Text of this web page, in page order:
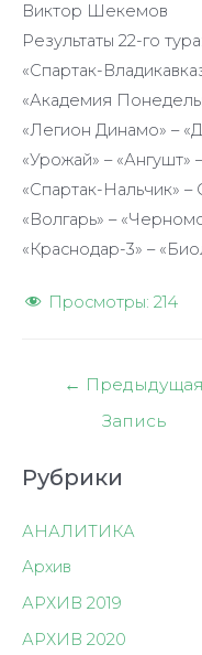
Виктор Шекемов
Результаты 22-го тура:
«Спартак-
«Академия
«Легион Динамо» –
«Урожай» – «Ангушт»
«Спартак-Нальчик» –
«Волгарь» –
«Краснодар-3» –
Просмотры: 214
Навигация
← Предыдущая
Запись
Рубрики
АНАЛИТИКА
Архив
АРХИВ 2019
АРХИВ 2020